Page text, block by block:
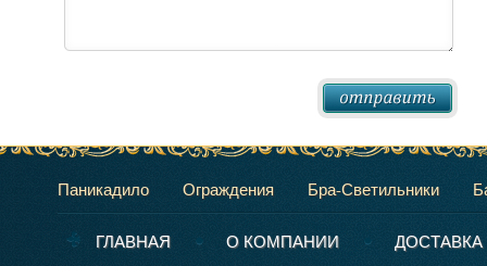
Паникадило Ограждения Бра-Светильники
ГЛАВНАЯ О КОМПАНИИ ДОСТАВКА